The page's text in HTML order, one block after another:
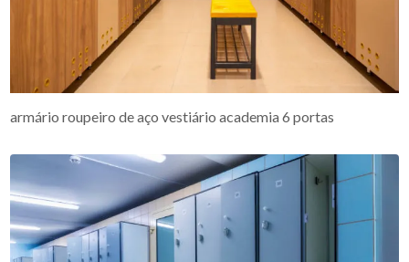
armário roupeiro de aço vestiário academia 6 portas